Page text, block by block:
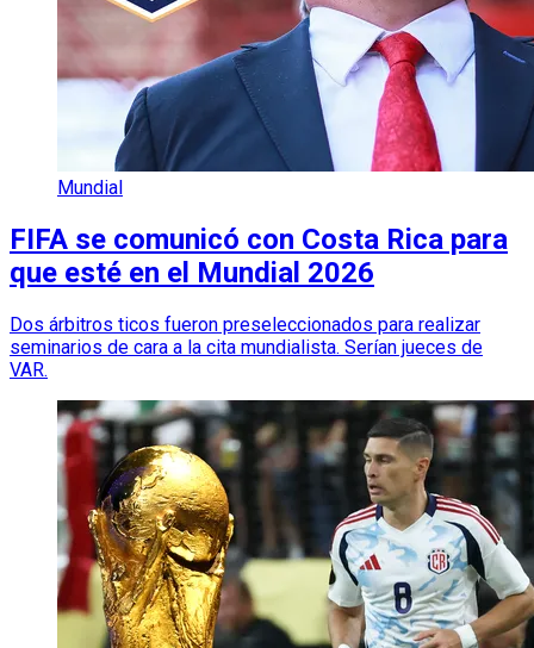
Mundial
FIFA se comunicó con Costa Rica para
que esté en el Mundial 2026
Dos árbitros ticos fueron preseleccionados para realizar
seminarios de cara a la cita mundialista. Serían jueces de
VAR.